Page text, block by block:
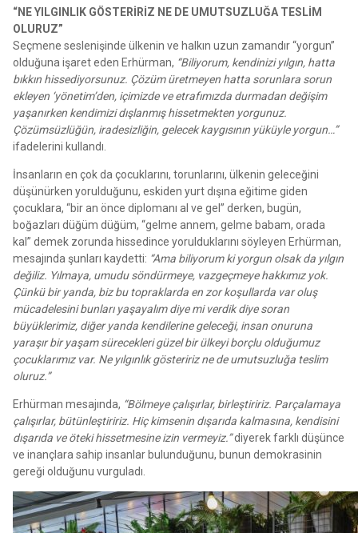
“NE YILGINLIK GÖSTERİRİZ NE DE UMUTSUZLUĞA TESLİM
OLURUZ”
Seçmene seslenişinde ülkenin ve halkın uzun zamandır “yorgun”
olduğuna işaret eden Erhürman, “Biliyorum, kendinizi yılgın, hatta
bıkkın hissediyorsunuz. Çözüm üretmeyen hatta sorunlara sorun
ekleyen ‘yönetim’den, içimizde ve etrafımızda durmadan değişim
yaşanırken kendimizi dışlanmış hissetmekten yorgunuz.
Çözümsüzlüğün, iradesizliğin, gelecek kaygısının yüküyle yorgun…”
ifadelerini kullandı.
İnsanların en çok da çocuklarını, torunlarını, ülkenin geleceğini
düşünürken yorulduğunu, eskiden yurt dışına eğitime giden
çocuklara, “bir an önce diplomanı al ve gel” derken, bugün,
boğazları düğüm düğüm, “gelme annem, gelme babam, orada
kal” demek zorunda hissedince yorulduklarını söyleyen Erhürman,
mesajında şunları kaydetti: “Ama biliyorum ki yorgun olsak da yılgın
değiliz. Yılmaya, umudu söndürmeye, vazgeçmeye hakkımız yok.
Çünkü bir yanda, biz bu topraklarda en zor koşullarda var oluş
mücadelesini bunları yaşayalım diye mi verdik diye soran
büyüklerimiz, diğer yanda kendilerine geleceği, insan onuruna
yaraşır bir yaşam sürecekleri güzel bir ülkeyi borçlu olduğumuz
çocuklarımız var. Ne yılgınlık gösteririz ne de umutsuzluğa teslim
oluruz.”
Erhürman mesajında, “Bölmeye çalışırlar, birleştiririz. Parçalamaya
çalışırlar, bütünleştiririz. Hiç kimsenin dışarıda kalmasına, kendisini
dışarıda ve öteki hissetmesine izin vermeyiz.”diyerek farklı düşünce
ve inançlara sahip insanlar bulunduğunu, bunun demokrasinin
gereği olduğunu vurguladı.